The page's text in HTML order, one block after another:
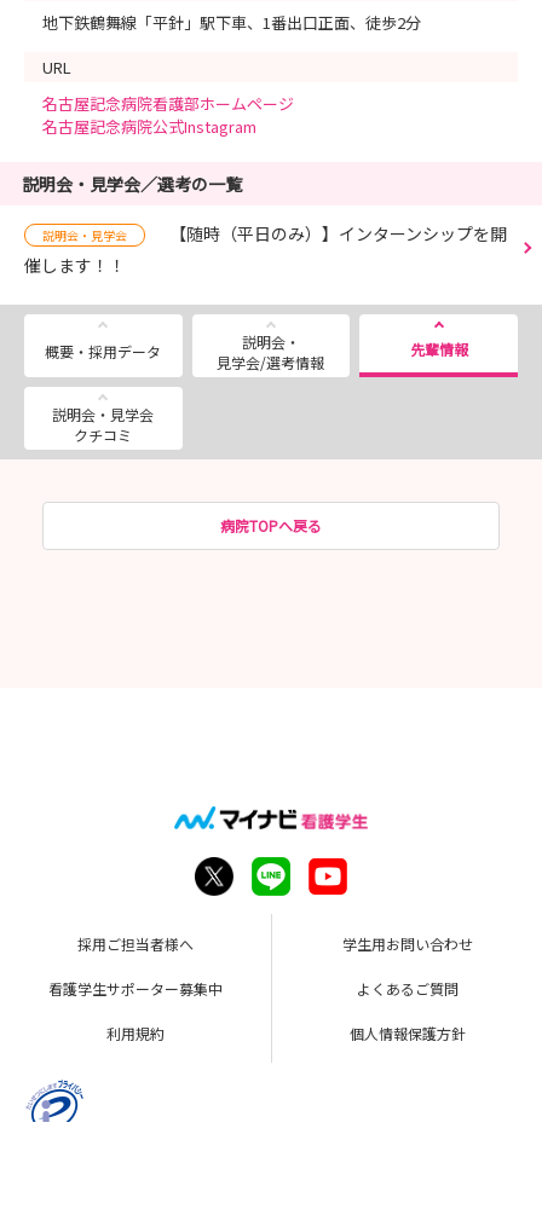
地下鉄鶴舞線「平針」駅下車、1番出口正面、徒歩2分
URL
名古屋記念病院看護部ホームページ
名古屋記念病院公式Instagram
説明会・見学会／選考の一覧
説明会・見学会
【随時（平日のみ）】インターンシップを開
催します！！
概要・採用データ
説明会・
見学会/選考情報
先輩情報
説明会・見学会
クチコミ
病院TOPへ戻る
採用ご担当者様へ 学生用お問い合わせ
看護学生サポーター募集中 よくあるご質問
利用規約 個人情報保護方針